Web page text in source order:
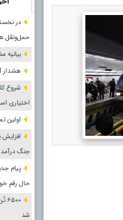
در
حمل‌ونقل
بیانیه
هشدار
شروع
اختیاری
اولین
جنگ درآمد
پیام
حال رقم
شد